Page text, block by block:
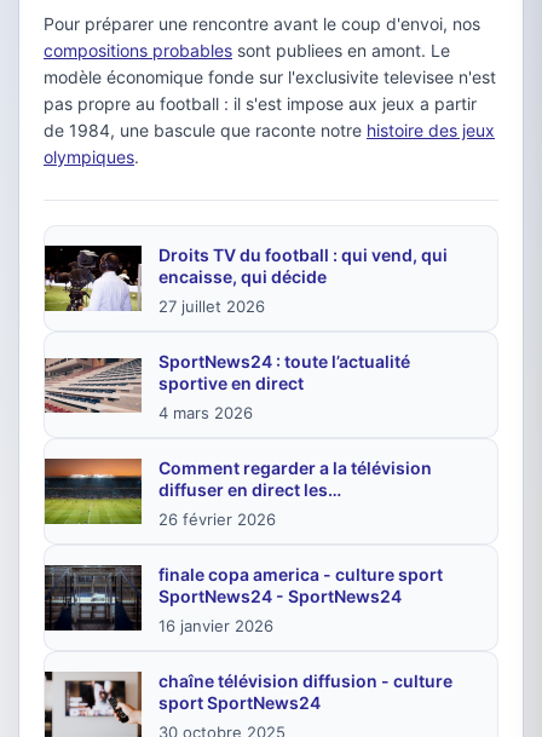
Pour préparer une rencontre avant le coup d'envoi, nos
compositions probables sont publiees en amont. Le
modèle économique fonde sur l'exclusivite televisee n'est
pas propre au football : il s'est impose aux jeux a partir
de 1984, une bascule que raconte notre histoire des jeux
olympiques.
Droits TV du football : qui vend, qui
encaisse, qui décide
27 juillet 2026
SportNews24 : toute l’actualité
sportive en direct
4 mars 2026
Comment regarder a la télévision
diffuser en direct les…
26 février 2026
finale copa america - culture sport
SportNews24 - SportNews24
16 janvier 2026
chaîne télévision diffusion - culture
sport SportNews24
30 octobre 2025